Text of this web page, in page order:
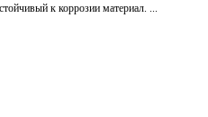
к коррозии материал. ...